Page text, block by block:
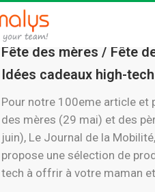
Fête des mères / Fête
Idées cadeaux high-tech
Pour notre 100eme article et
des mères (29 mai) et des
juin), Le Journal de la
propose une sélection de
tech à offrir à votre maman